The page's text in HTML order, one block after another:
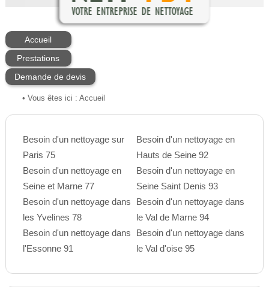
Accueil
Prestations
Demande de devis
• Vous êtes ici : Accueil
Besoin d'un nettoyage sur
Paris 75
Besoin d'un nettoyage en
Seine et Marne 77
Besoin d'un nettoyage dans
les Yvelines 78
Besoin d'un nettoyage dans
l'Essonne 91
Besoin d'un nettoyage en
Hauts de Seine 92
Besoin d'un nettoyage en
Seine Saint Denis 93
Besoin d'un nettoyage dans
le Val de Marne 94
Besoin d'un nettoyage dans
le Val d'oise 95